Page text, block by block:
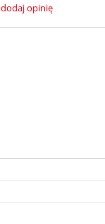
dodaj opinię